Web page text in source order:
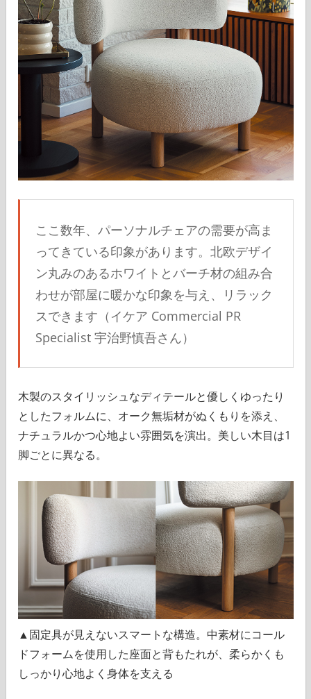
ここ数年、パーソナルチェアの需要が高ま
ってきている印象があります。北欧デザイ
ン丸みのあるホワイトとバーチ材の組み合
わせが部屋に暖かな印象を与え、リラック
スできます（イケア Commercial PR
Specialist 宇治野慎吾さん）
木製のスタイリッシュなディテールと優しくゆったり
としたフォルムに、オーク無垢材がぬくもりを添え、
ナチュラルかつ心地よい雰囲気を演出。美しい木目は1
脚ごとに異なる。
▲固定具が見えないスマートな構造。中素材にコール
ドフォームを使用した座面と背もたれが、柔らかくも
しっかり心地よく身体を支える